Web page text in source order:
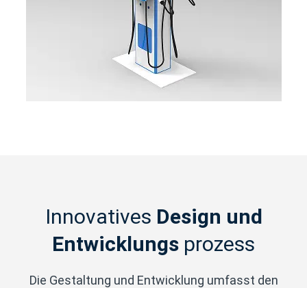
Innovatives Design und
Entwicklungs prozess
Die Gestaltung und Entwicklung umfasst den